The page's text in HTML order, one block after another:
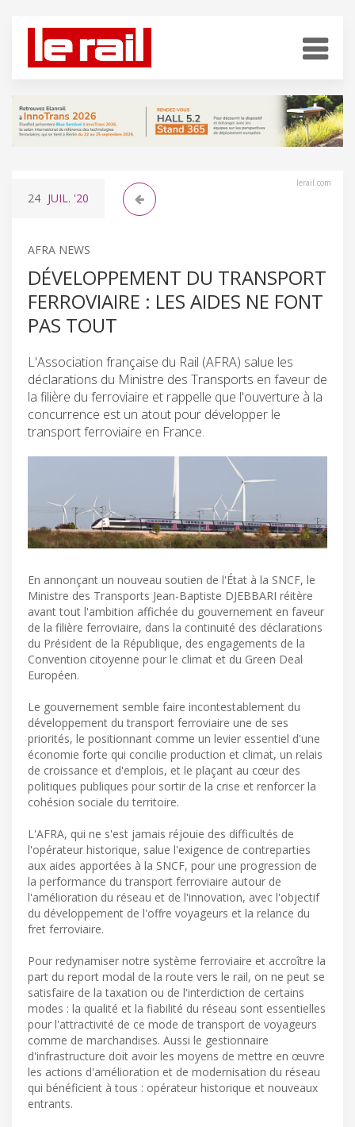
lerail.com
24 JUIL. '20
AFRA NEWS
DÉVELOPPEMENT DU TRANSPORT
FERROVIAIRE : LES AIDES NE FONT
PAS TOUT
L'Association française du Rail (AFRA) salue les
déclarations du Ministre des Transports en faveur de
la filière du ferroviaire et rappelle que l'ouverture à la
concurrence est un atout pour développer le
transport ferroviaire en France.
En annonçant un nouveau soutien de l'État à la SNCF, le
Ministre des Transports Jean-Baptiste DJEBBARI réitère
avant tout l'ambition affichée du gouvernement en faveur
de la filière ferroviaire, dans la continuité des déclarations
du Président de la République, des engagements de la
Convention citoyenne pour le climat et du Green Deal
Européen.
Le gouvernement semble faire incontestablement du
développement du transport ferroviaire une de ses
priorités, le positionnant comme un levier essentiel d'une
économie forte qui concilie production et climat, un relais
de croissance et d'emplois, et le plaçant au cœur des
politiques publiques pour sortir de la crise et renforcer la
cohésion sociale du territoire.
L'AFRA, qui ne s'est jamais réjouie des difficultés de
l'opérateur historique, salue l'exigence de contreparties
aux aides apportées à la SNCF, pour une progression de
la performance du transport ferroviaire autour de
l'amélioration du réseau et de l'innovation, avec l'objectif
du développement de l'offre voyageurs et la relance du
fret ferroviaire.
Pour redynamiser notre système ferroviaire et accroître la
part du report modal de la route vers le rail, on ne peut se
satisfaire de la taxation ou de l'interdiction de certains
modes : la qualité et la fiabilité du réseau sont essentielles
pour l'attractivité de ce mode de transport de voyageurs
comme de marchandises. Aussi le gestionnaire
d'infrastructure doit avoir les moyens de mettre en œuvre
les actions d'amélioration et de modernisation du réseau
qui bénéficient à tous : opérateur historique et nouveaux
entrants.